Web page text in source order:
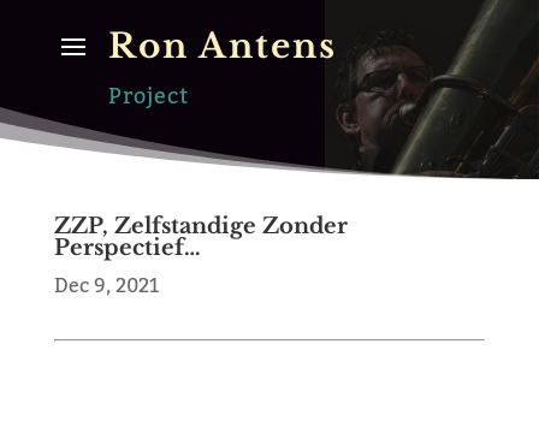
Ron Antens
Project
ZZP, Zelfstandige Zonder
Perspectief…
Dec 9, 2021